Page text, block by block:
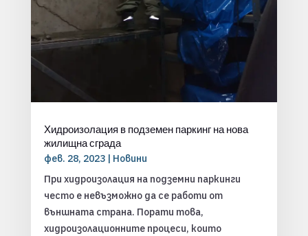
Хидроизолация в подземен паркинг на нова
жилищна сграда
фев. 28, 2023| Новини
При хидроизолация на подземни паркинги
често е невъзможно да се работи от
външната страна. Порати това,
хидроизолационните процеси, които